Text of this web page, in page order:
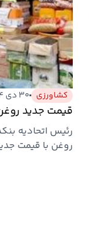
کشاورزی ۳۰ دی ۱۴۰۴
قیمت جدید
رئیس اتحادیه
روغن با قیمت